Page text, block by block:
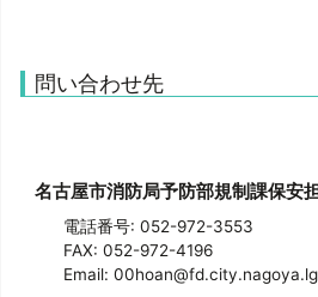
問い合わせ先
名古屋市消防局予防部規制課保安
電話番号: 052-972-3553
FAX: 052-972-4196
Email: